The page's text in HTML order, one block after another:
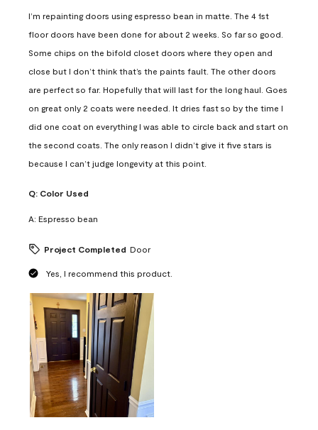
I’m repainting doors using espresso bean in matte. The 4 1st
floor doors have been done for about 2 weeks. So far so good.
Some chips on the bifold closet doors where they open and
close but I don’t think that’s the paints fault. The other doors
are perfect so far. Hopefully that will last for the long haul. Goes
on great only 2 coats were needed. It dries fast so by the time I
did one coat on everything I was able to circle back and start on
the second coats. The only reason I didn’t give it five stars is
because I can’t judge longevity at this point.
Q: Color Used
A: Espresso bean
Project Completed Door
Yes, I recommend this product.